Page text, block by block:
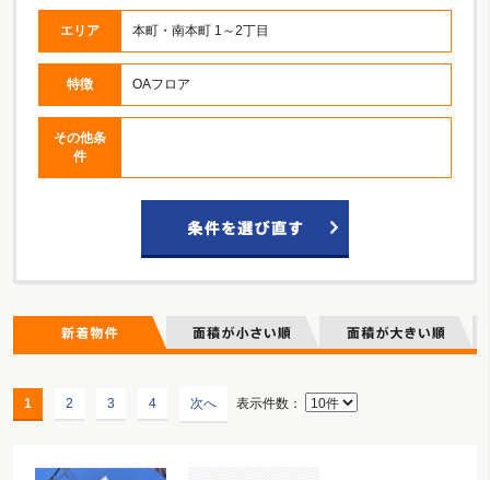
エリア 本町・南本町 1～2丁目
特徴 OAフロア
その他条
件
1 2 3 4 次へ 表示件数：